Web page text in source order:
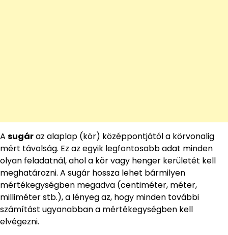
A sugáraz alaplap (kör) középpontjától a körvonalig
mért távolság. Ez az egyik legfontosabb adat minden
olyan feladatnál, ahol a kör vagy henger kerületét kell
meghatározni. A sugár hossza lehet bármilyen
mértékegységben megadva (centiméter, méter,
milliméter stb.), a lényeg az, hogy minden további
számítást ugyanabban a mértékegységben kell
elvégezni.